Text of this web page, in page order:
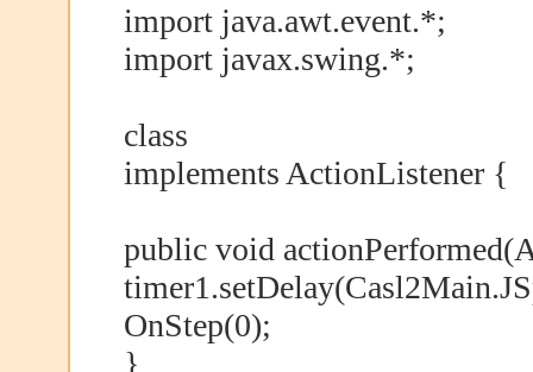
import java.awt.event.*;
import javax.swing.*;
class
implements ActionListener {
public void
OnStep(0);
}